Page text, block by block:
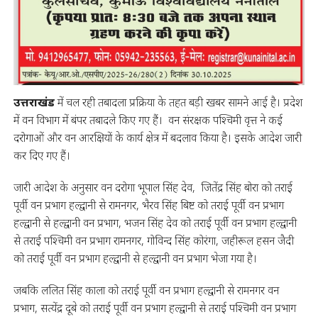
उत्तराखंडमें चल रही तबादला प्रक्रिया के तहत बड़ी खबर सामने आई है। प्रदेश
में वन विभाग में बंपर तबादले किए गए हैं। वन संरक्षक पश्चिमी वृत्त ने कई
दरोगाओं और वन आरक्षियों के कार्य क्षेत्र में बदलाव किया है। इसके आदेश जारी
कर दिए गए हैं।
जारी आदेश के अनुसार वन दरोगा भूपाल सिंह देव, जितेंद्र सिंह बोरा को तराई
पूर्वी वन प्रभाग हल्द्वानी से रामनगर, भैरव सिंह बिष्ट को तराई पूर्वी वन प्रभाग
हल्द्वानी से हल्द्वानी वन प्रभाग, भजन सिंह देव को तराई पूर्वी वन प्रभाग हल्द्वानी
से तराई पश्चिमी वन प्रभाग रामनगर, गोविन्द सिंह कोरंगा, जहीरूल हसन जैदी
को तराई पूर्वी वन प्रभाग हल्द्वानी से हल्द्वानी वन प्रभाग भेजा गया है।
जबकि ललित सिंह काला को तराई पूर्वी वन प्रभाग हल्द्वानी से रामनगर वन
प्रभाग, सत्येंद्र दूबे को तराई पूर्वी वन प्रभाग हल्द्वानी से तराई पश्चिमी वन प्रभाग